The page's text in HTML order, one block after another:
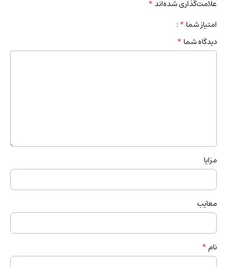
علامت‌گذاری شده‌اند*
امتیاز شما*
دیدگاه شما*
مزایا
معایب
نام*